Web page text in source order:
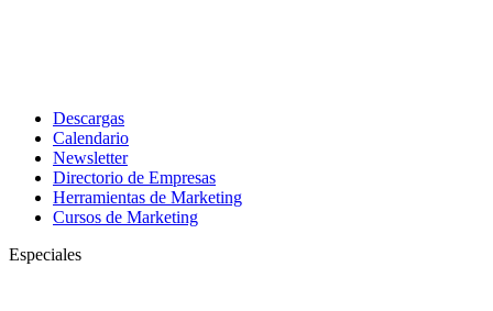
Descargas
Calendario
Newsletter
Directorio de Empresas
Herramientas de Marketing
Cursos de Marketing
Especiales